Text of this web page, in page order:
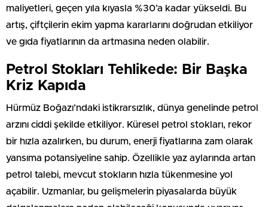
maliyetleri, geçen yıla kıyasla %30’a kadar yükseldi. Bu
artış, çiftçilerin ekim yapma kararlarını doğrudan etkiliyor
ve gıda fiyatlarının da artmasına neden olabilir.
Petrol Stokları Tehlikede: Bir Başka
Kriz Kapıda
Hürmüz Boğazı’ndaki istikrarsızlık, dünya genelinde petrol
arzını ciddi şekilde etkiliyor. Küresel petrol stokları, rekor
bir hızla azalırken, bu durum, enerji fiyatlarına zam olarak
yansıma potansiyeline sahip. Özellikle yaz aylarında artan
petrol talebi, mevcut stokların hızla tükenmesine yol
açabilir. Uzmanlar, bu gelişmelerin piyasalarda büyük